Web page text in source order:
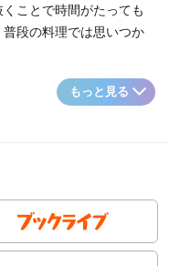
ことで時間がたっても
段の料理では思いつか
もっと見る